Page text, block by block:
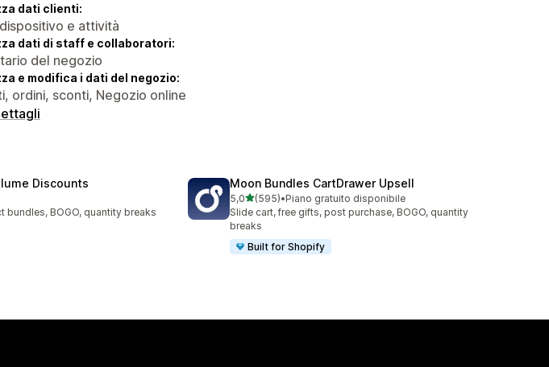
dati clienti:
e attività
dati di staff e collaboratori:
del negozio
e modifica i dati del negozio:
ordini, sconti, Negozio online
Discounts
bundles, BOGO, quantity breaks
Moon Bundles CartDrawer Upsell
5,0stelle su 5
(595)
595 recensioni totali
•Piano gratuito disponibile
Slide cart, free gifts, post purchase, BOGO, quantity
breaks
Built for Shopify